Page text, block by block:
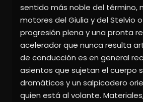
sentido más noble del término,
motores del Giulia y del Stelvio
progresión plena y una pronta
acelerador que nunca resulta
de conducción es en general
asientos que sujetan el cuerpo
dramáticos y un salpicadero
quien está al volante.